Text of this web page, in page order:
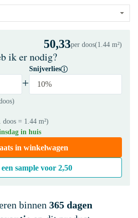
50,33per doos(1.44 m²)
ik er nodig?
+
Snijverlies
10%
doos = 1.44 m²)
in huis
in winkelwagen
een sample voor 2,50
binnen 365 dagen